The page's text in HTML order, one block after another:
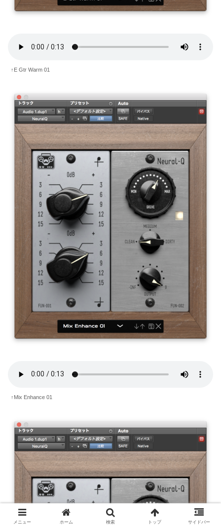
↑E Gtr Warm 01
↑Mix Enhance 01
メニュー ホーム 検索 トップ サイドバー